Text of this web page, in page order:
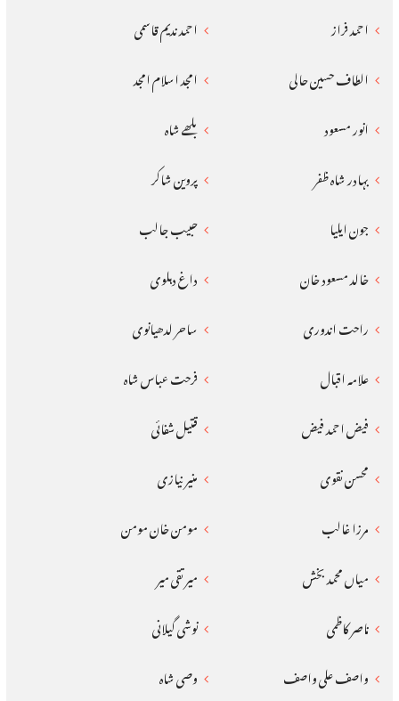
احمد فراز
احمد ندیم قاسمی
الطاف حسین حالی
امجد اسلام امجد
انور مسعود
بلھے شاہ
بہادر شاہ ظفر
پروین شاکر
جون ایلیا
حبیب جالب
خالد مسعود خان
داغ دہلوی
راحت اندوری
ساحر لدھیانوی
علامہ اقبال
فرحت عباس شاہ
فیض احمد فیض
قتیل شفائی
محسن نقوی
منیر نیازی
مرزا غالب
مومن خان مومن
میاں محمد بخش
میر تقی میر
ناصر کاظمی
نوشی گیلانی
واصف علی واصف
وصی شاہ